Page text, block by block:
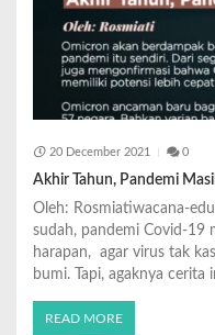
20 December 2021 0
Akhir Tahun, Pandemi
Oleh: Rosmiatiwacana-
sudah, pandemi Covid-19
harapan, agar virus tak
bumi. Tapi, agaknya cerita
READ MORE